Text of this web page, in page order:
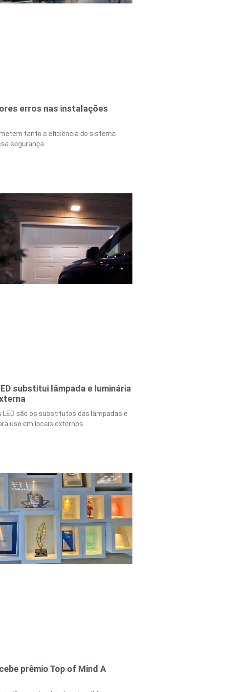
erros nas instalações
tanto a eficiência do sistema
segurança.
substitui lâmpada e luminária
LED são os substitutos das lâmpadas e
uso em locais externos.
prêmio Top of Mind A